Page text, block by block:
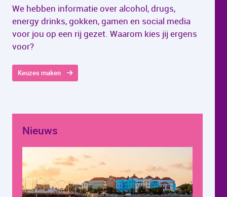
We hebben informatie over alcohol, drugs,
energy drinks, gokken, gamen en social media
voor jou op een rij gezet. Waarom kies jij ergens
voor?
Keuzes maken
Nieuws